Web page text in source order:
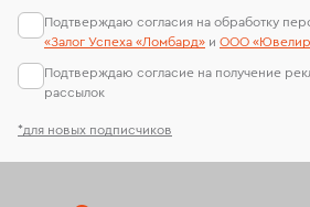
Подвески с топазом Подвески с
Подвески с хризолитом
*для новых подписчиков
Подтверждаю согласия на обработку
«Залог Успеха «Ломбард» и ООО
Подтверждаю согласие на получение
рассылок